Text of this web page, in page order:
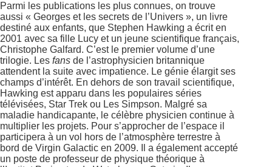
Parmi les publications les plus connues, on trouve
aussi « Georges et les secrets de l’Univers », un livre
destiné aux enfants, que Stephen Hawking a écrit en
2001 avec sa fille Lucy et un jeune scientifique français,
Christophe Galfard. C’est le premier volume d’une
trilogie. Les fans de l’astrophysicien britannique
attendent la suite avec impatience. Le génie élargit ses
champs d’intérêt. En dehors de son travail scientifique,
Hawking est apparu dans les populaires séries
télévisées, Star Trek ou Les Simpson. Malgré sa
maladie handicapante, le célèbre physicien continue à
multiplier les projets. Pour s’approcher de l’espace il
participera à un vol hors de l’atmosphère terrestre à
bord de Virgin Galactic en 2009. Il a également accepté
un poste de professeur de physique théorique à